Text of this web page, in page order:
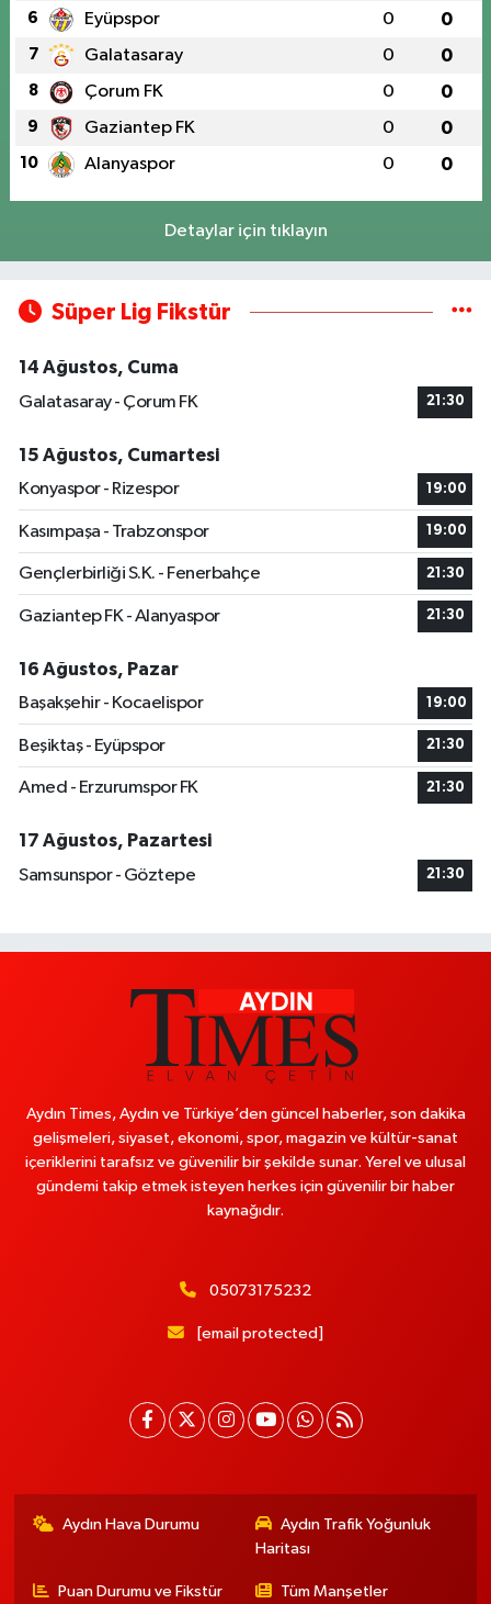
6 Eyüpspor 0 0
7 Galatasaray 0 0
8 Çorum FK 0 0
9 Gaziantep FK 0 0
10 Alanyaspor 0 0
Detaylar için tıklayın
Süper Lig Fikstür
14 Ağustos, Cuma
Galatasaray - Çorum FK
21:30
15 Ağustos, Cumartesi
Konyaspor - Rizespor
19:00
Kasımpaşa - Trabzonspor 19:00
Gençlerbirliği S.K. - Fenerbahçe 21:30
Gaziantep FK - Alanyaspor 21:30
16 Ağustos, Pazar
Başakşehir - Kocaelispor
19:00
Beşiktaş - Eyüpspor 21:30
Amed - Erzurumspor FK 21:30
17 Ağustos, Pazartesi
Samsunspor - Göztepe
21:30
Aydın Times, Aydın ve Türkiye’den güncel haberler, son dakika
gelişmeleri, siyaset, ekonomi, spor, magazin ve kültür-sanat
içeriklerini tarafsız ve güvenilir bir şekilde sunar. Yerel ve ulusal
gündemi takip etmek isteyen herkes için güvenilir bir haber
kaynağıdır.
05073175232
[email protected]
Aydın Hava Durumu
Aydın Trafik Yoğunluk
Haritası
Puan Durumu ve Fikstür Tüm Manşetler